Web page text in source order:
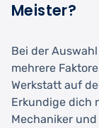
Meister?
Bei der
mehrere
Werkstatt auf
Erkundige dich
Mechaniker